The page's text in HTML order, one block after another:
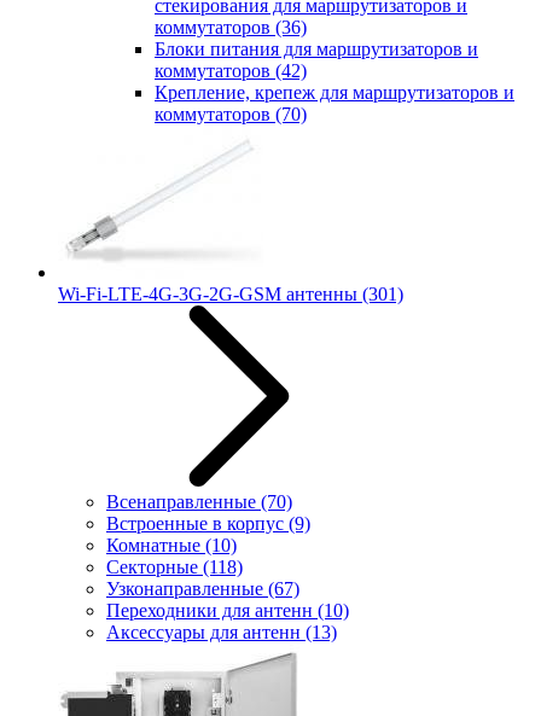
стекирования для маршрутизаторов и
коммутаторов (36)
Блоки питания для маршрутизаторов и
коммутаторов (42)
Крепление, крепеж для маршрутизаторов и
коммутаторов (70)
Wi-Fi-LTE-4G-3G-2G-GSM антенны (301)
Всенаправленные (70)
Встроенные в корпус (9)
Комнатные (10)
Секторные (118)
Узконаправленные (67)
Переходники для антенн (10)
Аксессуары для антенн (13)